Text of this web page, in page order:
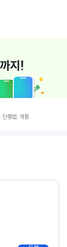
단통법, 개통